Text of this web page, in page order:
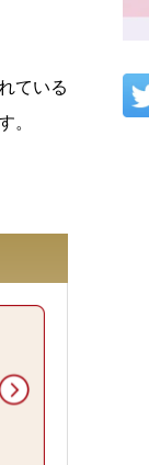
ている
。